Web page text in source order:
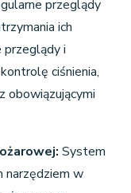
przeglądy
ich
przeglądy i
ciśnienia,
obowiązującymi
: System
narzędziem w